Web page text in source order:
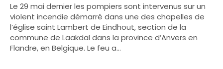
Le 29 mai dernier les pompiers sont intervenus sur un
violent incendie démarré dans une des chapelles de
l’église saint Lambert de Eindhout, section de la
commune de Laakdal dans la province d’Anvers en
Flandre, en Belgique. Le feu a…